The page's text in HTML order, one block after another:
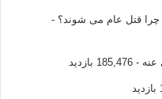
قتل عام می شوند؟ -
عنه - 185,476 بازدید